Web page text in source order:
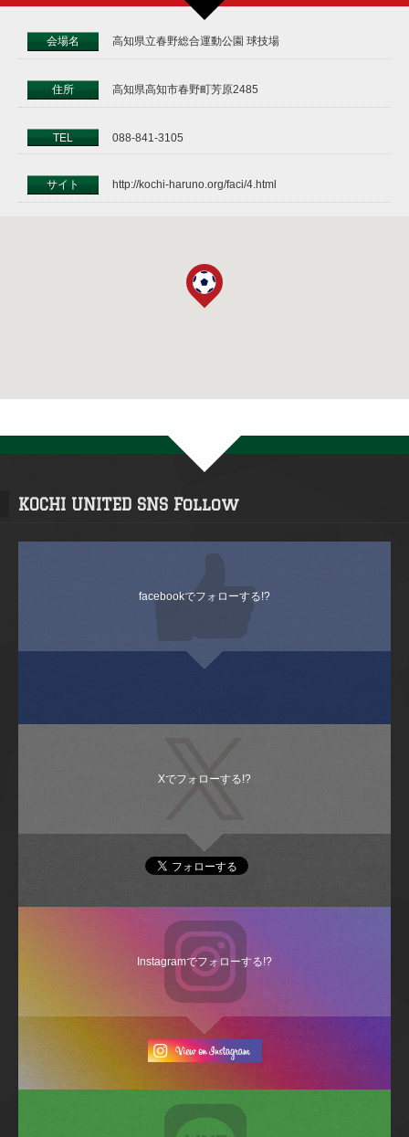
会場名 高知県立春野総合運動公園 球技場
住所 高知県高知市春野町芳原2485
TEL 088-841-3105
サイト http://kochi-haruno.org/faci/4.html
KOCHI UNITED SNS Follow
facebookでフォローする!?
Xでフォローする!?
Instagramでフォローする!?